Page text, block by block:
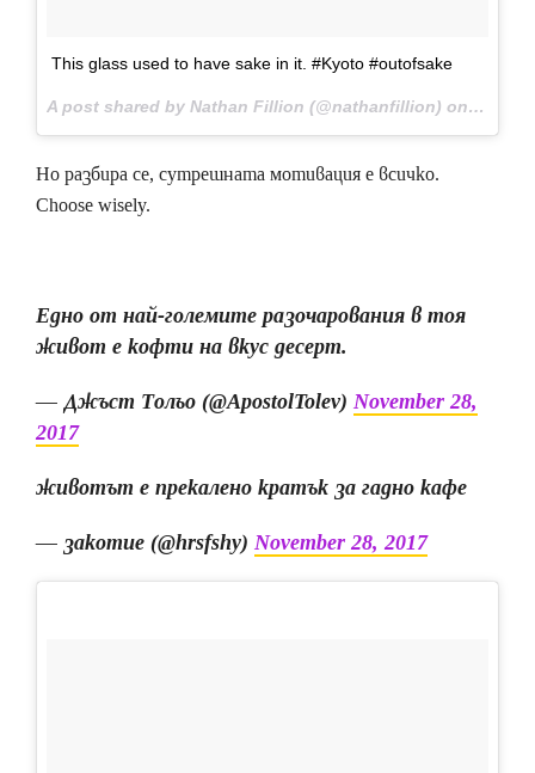
This glass used to have sake in it. #Kyoto #outofsake
A post shared by Nathan Fillion (@nathanfillion) onNov
Но разбира се, сутрешната мотивация е всичко.
Choоse wisely.
Едно от най-големите разочарования в тоя
живот е кофти на вкус десерт.
— Джъст Тольо (@ApostolTolev) November 28,
2017
животът е прекалено кратък за гадно кафе
— закотие (@hrsfshy) November 28, 2017